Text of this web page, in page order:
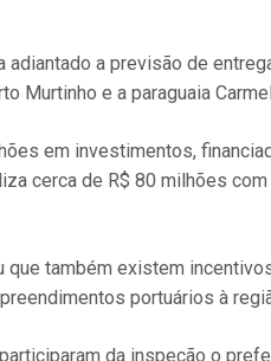
adiantado a previsão de
Murtinho e a paraguaia
em investimentos,
cerca de R$ 80 milhões
que também existem
portuários à
da inspeção o